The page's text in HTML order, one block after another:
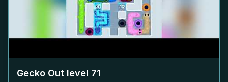
Gecko Out level 71